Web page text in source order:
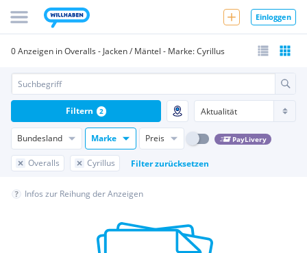
Einloggen
0 Anzeigen in Overalls - Jacken / Mäntel - Marke: Cyrillus
Bundesland Marke Preis PayLivery
Overalls Cyrillus Filter zurücksetzen
Filtern 2
Infos zur Reihung der Anzeigen